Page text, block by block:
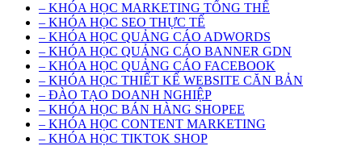
– KHÓA HỌC MARKETING TỔNG THỂ
– KHÓA HỌC SEO THỰC TẾ
– KHÓA HỌC QUẢNG CÁO ADWORDS
– KHÓA HỌC QUẢNG CÁO BANNER GDN
– KHÓA HỌC QUẢNG CÁO FACEBOOK
– KHÓA HỌC THIẾT KẾ WEBSITE CĂN BẢN
– ĐÀO TẠO DOANH NGHIỆP
– KHÓA HỌC BÁN HÀNG SHOPEE
– KHÓA HỌC CONTENT MARKETING
– KHÓA HỌC TIKTOK SHOP